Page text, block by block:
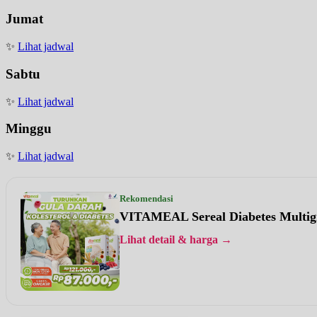
Jumat
✨ Lihat jadwal
Sabtu
✨ Lihat jadwal
Minggu
✨ Lihat jadwal
Rekomendasi
VITAMEAL Sereal Diabetes
Lihat detail & harga →